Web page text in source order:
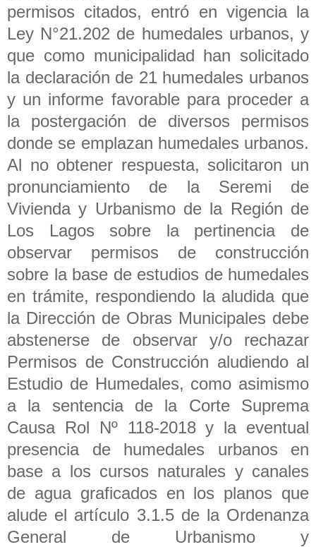
permisos citados, entró en vigencia la
Ley N°21.202 de humedales urbanos, y
que como municipalidad han solicitado
la declaración de 21 humedales urbanos
y un informe favorable para proceder a
la postergación de diversos permisos
donde se emplazan humedales urbanos.
Al no obtener respuesta, solicitaron un
pronunciamiento de la Seremi de
Vivienda y Urbanismo de la Región de
Los Lagos sobre la pertinencia de
observar permisos de construcción
sobre la base de estudios de humedales
en trámite, respondiendo la aludida que
la Dirección de Obras Municipales debe
abstenerse de observar y/o rechazar
Permisos de Construcción aludiendo al
Estudio de Humedales, como asimismo
a la sentencia de la Corte Suprema
Causa Rol Nº 118-2018 y la eventual
presencia de humedales urbanos en
base a los cursos naturales y canales
de agua graficados en los planos que
alude el artículo 3.1.5 de la Ordenanza
General de Urbanismo y